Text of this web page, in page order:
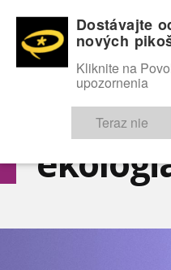
OMG! SEXICE
Dostávajte
nových
Kliknite na
upozornenia
Teraz nie